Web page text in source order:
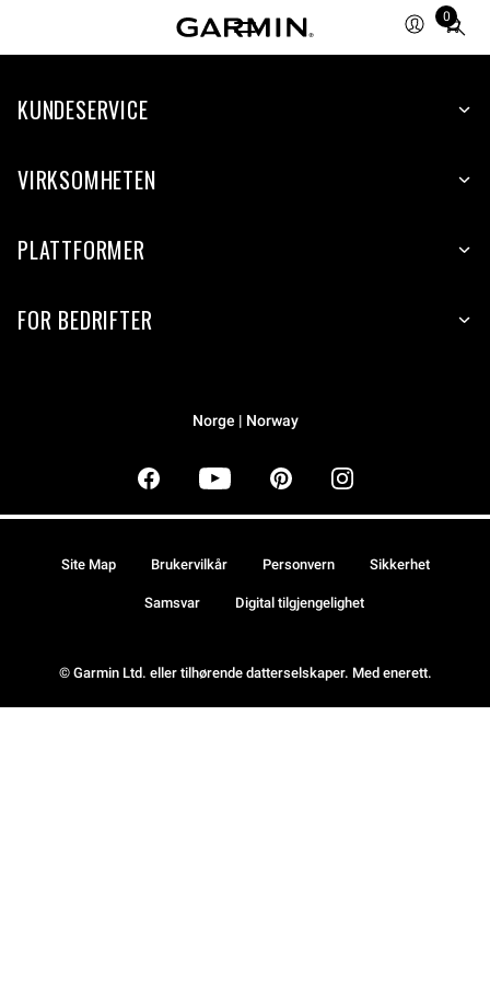
0
Total
items
cart:
KUNDESERVICE
VIRKSOMHETEN
PLATTFORMER
FOR BEDRIFTER
Norge | Norway
© Garmin Ltd. eller tilhørende datterselskaper. Med enerett.
Site Map Brukervilkår Personvern Sikkerhet
Samsvar Digital tilgjengelighet